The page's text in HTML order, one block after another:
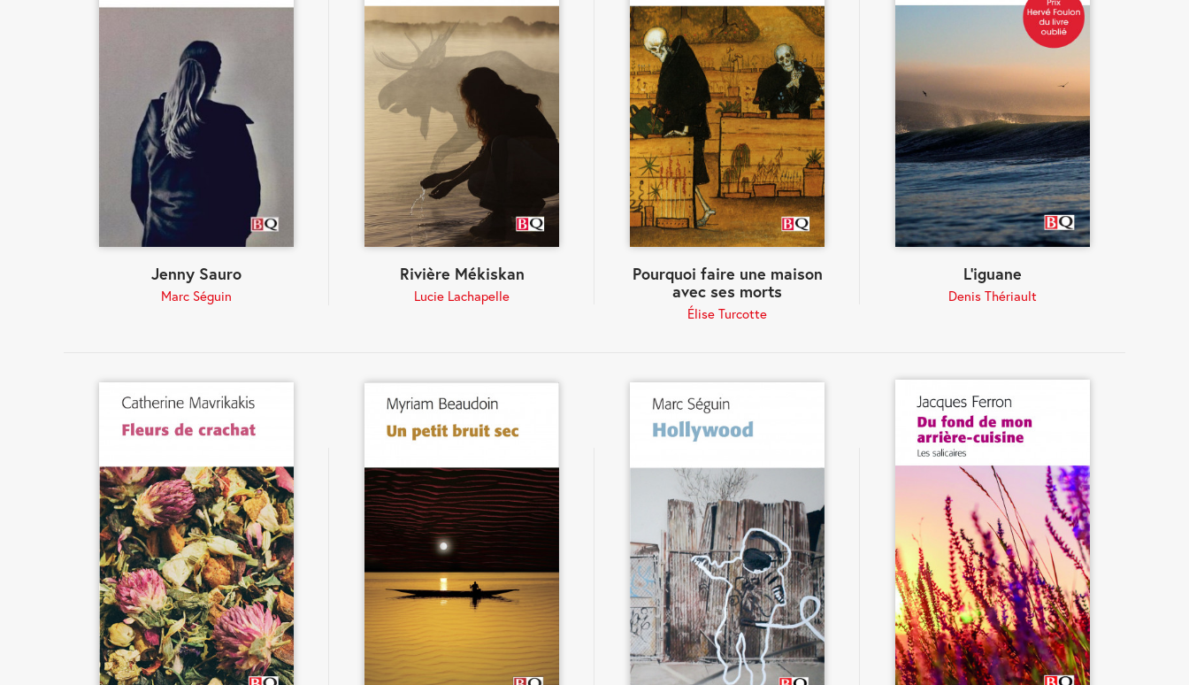
Jenny Sauro
Marc Séguin
Rivière Mékiskan
Lucie Lachapelle
Pourquoi faire une maison
avec ses morts
Élise Turcotte
L'iguane
Denis Thériault